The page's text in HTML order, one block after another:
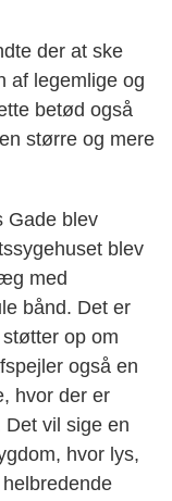
der at ske
af legemlige og
betød også
større og mere
Gade blev
blev
med
bånd. Det er
op om
også en
hvor der er
vil sige en
hvor lys,